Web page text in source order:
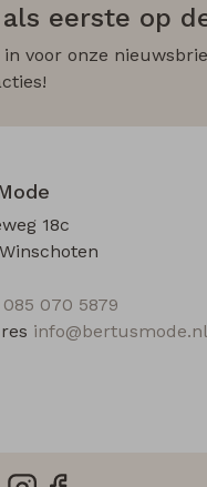
eerste op
voor onze
18c
085 070 5879
info@bertusmode.nl